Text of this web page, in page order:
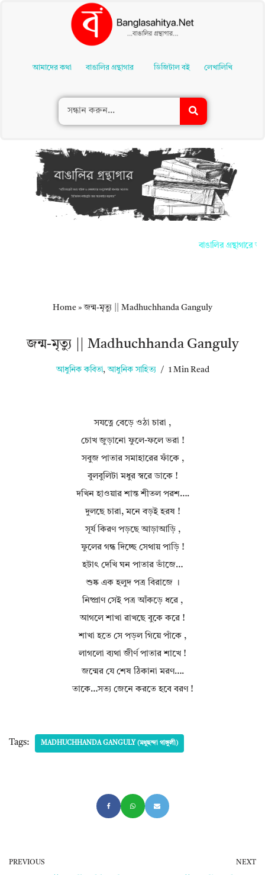
Contentআমাদের কথা বাঙালির গ্রন্থাগার ডিজিটাল বই লেখালিখি
বাঙালির গ্রন্থাগারে
Home »জন্ম-মৃত্যু || Madhuchhanda Ganguly
জন্ম-মৃত্যু || Madhuchhanda Ganguly
আধুনিক কবিতা, আধুনিক সাহিত্য 1 Min Read
সযত্নে বেড়ে ওঠা চারা ,
চোখ জুড়ানো ফুলে-ফলে ভরা !
সবুজ পাতার সমাহারের ফাঁকে ,
বুলবুলিটা মধুর স্বরে ডাকে !
দখিন হাওয়ার শান্ত শীতল পরশ….
দুলছে চারা, মনে বড়ই হরষ !
সূর্য কিরণ পড়ছে আড়াআড়ি ,
ফুলের গন্ধ দিচ্ছে সেথায় পাড়ি !
হটাৎ দেখি ঘন পাতার ভাঁজে…
শুষ্ক এক হলুদ পত্র বিরাজে ।
নিষ্প্রাণ সেই পত্র আঁকড়ে ধরে ,
আগলে শাখা রাখছে বুকে করে !
শাখা হতে সে পড়ল গিয়ে পাঁকে ,
লাগলো ব্যথা জীর্ণ পাতার শাখে !
জন্মের যে শেষ ঠিকানা মরণ….
তাকে…সত্য জেনে করতে হবে বরণ !
Tags: MADHUCHHANDA GANGULY (মধুছন্দা গাঙ্গুলী)
PREVIOUS NEXT